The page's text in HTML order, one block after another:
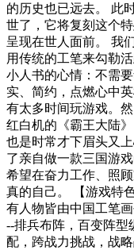
的历史也已远去。 此
世了，它将复刻这个
呈现在世人面前。 我
用传统的工笔来勾勒
小人书的心情：不需
实、简约，点燃心中
有太多时间玩游戏。然
红白机的《霸王大陆
也是时常才下眉头又
了亲自做一款三国游
希望在奋力工作、照
真的自己。 【游戏特
有人物皆由中国工笔
--排兵布阵，百变阵型
配，跨战力挑战，战